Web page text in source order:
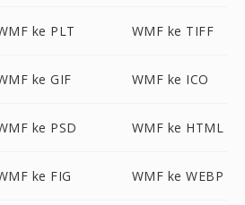
ke PLT WMF ke TIFF
ke GIF WMF ke ICO
ke PSD WMF ke HTML
ke FIG WMF ke WEBP